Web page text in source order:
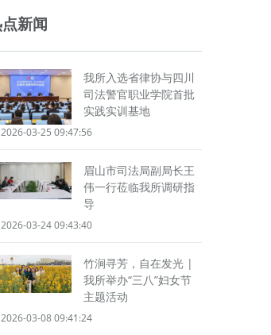
新闻
我所入选省律协与四川
司法警官职业学院首批
实践实训基地
2026-03-25 09:47:56
眉山市司法局副局长王
伟一行莅临我所调研指
导
2026-03-24 09:43:40
竹涧寻芳，自在发光 |
我所举办“三八”妇女节
主题活动
2026-03-08 09:41:24